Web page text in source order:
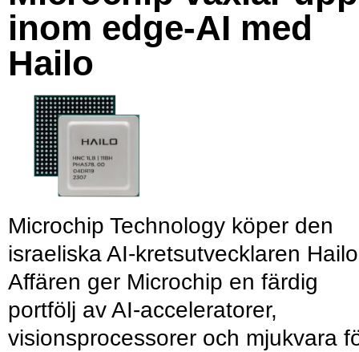
inom edge-AI med
Hailo
Microchip Technology köper den
israeliska AI-kretsutvecklaren
Affären ger Microchip en färdig
portfölj av AI-acceleratorer,
visionsprocessorer och mjukvara